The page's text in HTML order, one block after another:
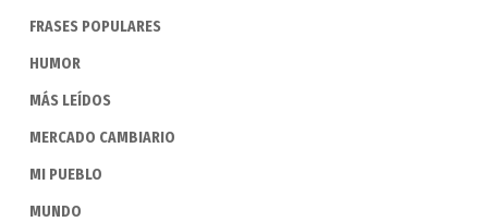
FRASES POPULARES
HUMOR
MÁS LEÍDOS
MERCADO CAMBIARIO
MI PUEBLO
MUNDO